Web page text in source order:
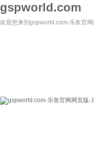
gspworld.com
欢迎您来到gspworld.com-乐鱼官
gspworld.com-乐